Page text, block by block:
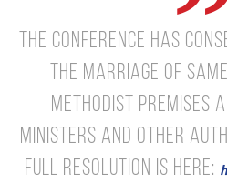
The Conference has
the marriage of
Methodist premises
ministers and other
full resolution is here: